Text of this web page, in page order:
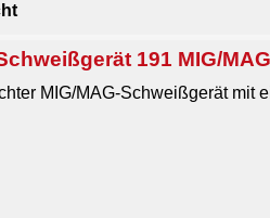
191 MIG/MAG
MIG/MAG-Schweißgerät mit